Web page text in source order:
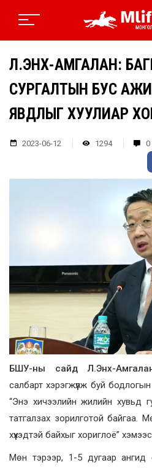
Л.ЭНХ-АМГАЛАН:
СУРГАЛТЫН БУС
ЯВДЛЫГ ХУУЛИАР
2023-06-12 1294 0
БШУ-ны сайд Л.Энх-
салбарт хэрэгжүүлж буй
“Энэ хичээлийн жилийн хувьд
татгалзах зорилготой байгаа.
хүүхэдтэй байхыг хориглоё”
Мөн тэрээр, 1-5 дугаар ангид